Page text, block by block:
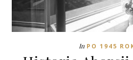
In PO 1945